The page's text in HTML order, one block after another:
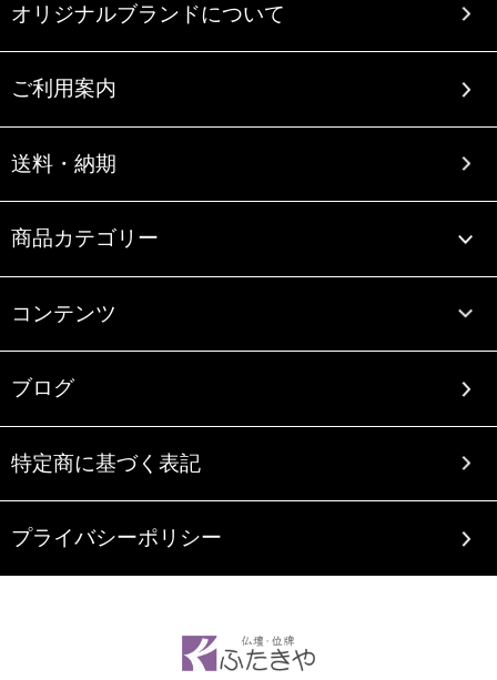
オリジナルブランドについて
ご利用案内
送料・納期
商品カテゴリー
コンテンツ
ブログ
特定商に基づく表記
プライバシーポリシー